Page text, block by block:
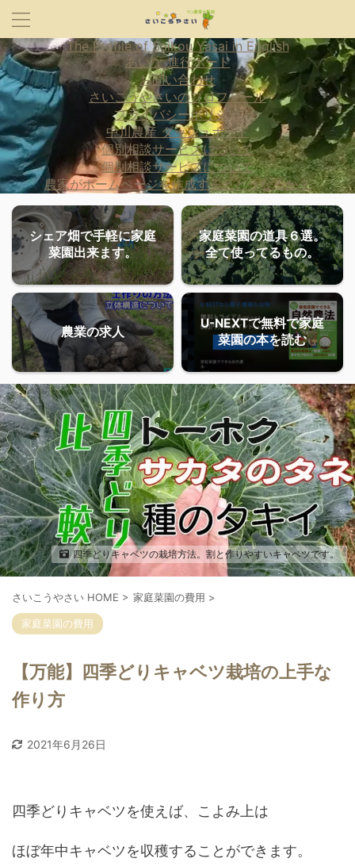
The Profile of Saikou Yasai in English
あいな 進行ボード
お問い合わせ
さいこうやさいのプロフィール
プライバシーポリシー
中川農産 ダッシュボード
個別相談サービスについて
個別相談サービスについて
農家がホームページを作成するとどうなるか？
シェア畑で手軽に家庭
菜園出来ます。
家庭菜園の道具６選。
全て使ってるもの。
農業の求人
U-NEXTで無料で家庭
菜園の本を読む
四季どりキャベツの栽培方法。割と作りやすいキャベツです。
さいこうやさい HOME > 家庭菜園の費用 >
家庭菜園の費用
【万能】四季どりキャベツ栽培の上手な
作り方
2021年6月26日
四季どりキャベツを使えば、こよみ上は
ほぼ年中キャベツを収穫することができます。